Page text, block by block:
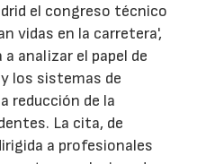
el congreso técnico
vidas en la carretera',
analizar el papel de
los sistemas de
reducción de la
La cita, de
a profesionales